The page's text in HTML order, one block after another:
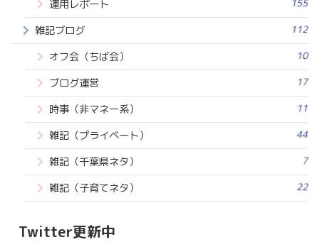
運用レポート 155
雑記ブログ 112
オフ会（ちば会） 10
ブログ運営 17
時事（非マネー系） 11
雑記（プライベート） 44
雑記（千葉県ネタ） 7
雑記（子育てネタ） 22
Twitter更新中